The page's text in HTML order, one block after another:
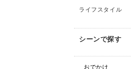
ライフスタイル
シーンで探す
おでかけ